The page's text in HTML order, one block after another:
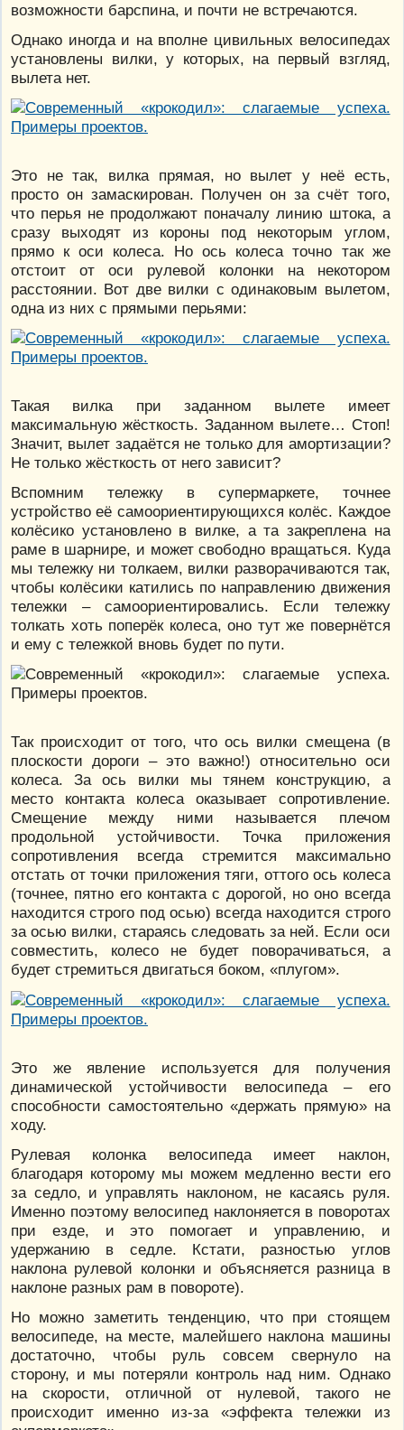
возможности барспина, и почти не встречаются.
Однако иногда и на вполне цивильных велосипедах
установлены вилки, у которых, на первый взгляд,
вылета нет.
Это не так, вилка прямая, но вылет у неё есть,
просто он замаскирован. Получен он за счёт того,
что перья не продолжают поначалу линию штока, а
сразу выходят из короны под некоторым углом,
прямо к оси колеса. Но ось колеса точно так же
отстоит от оси рулевой колонки на некотором
расстоянии. Вот две вилки с одинаковым вылетом,
одна из них с прямыми перьями:
Такая вилка при заданном вылете имеет
максимальную жёсткость. Заданном вылете… Стоп!
Значит, вылет задаётся не только для амортизации?
Не только жёсткость от него зависит?
Вспомним тележку в супермаркете, точнее
устройство её самоориентирующихся колёс. Каждое
колёсико установлено в вилке, а та закреплена на
раме в шарнире, и может свободно вращаться. Куда
мы тележку ни толкаем, вилки разворачиваются так,
чтобы колёсики катились по направлению движения
тележки – самоориентировались. Если тележку
толкать хоть поперёк колеса, оно тут же повернётся
и ему с тележкой вновь будет по пути.
Так происходит от того, что ось вилки смещена (в
плоскости дороги – это важно!) относительно оси
колеса. За ось вилки мы тянем конструкцию, а
место контакта колеса оказывает сопротивление.
Смещение между ними называется плечом
продольной устойчивости. Точка приложения
сопротивления всегда стремится максимально
отстать от точки приложения тяги, оттого ось колеса
(точнее, пятно его контакта с дорогой, но оно всегда
находится строго под осью) всегда находится строго
за осью вилки, стараясь следовать за ней. Если оси
совместить, колесо не будет поворачиваться, а
будет стремиться двигаться боком, «плугом».
Это же явление используется для получения
динамической устойчивости велосипеда – его
способности самостоятельно «держать прямую» на
ходу.
Рулевая колонка велосипеда имеет наклон,
благодаря которому мы можем медленно вести его
за седло, и управлять наклоном, не касаясь руля.
Именно поэтому велосипед наклоняется в поворотах
при езде, и это помогает и управлению, и
удержанию в седле. Кстати, разностью углов
наклона рулевой колонки и объясняется разница в
наклоне разных рам в повороте).
Но можно заметить тенденцию, что при стоящем
велосипеде, на месте, малейшего наклона машины
достаточно, чтобы руль совсем свернуло на
сторону, и мы потеряли контроль над ним. Однако
на скорости, отличной от нулевой, такого не
происходит именно из-за «эффекта тележки из